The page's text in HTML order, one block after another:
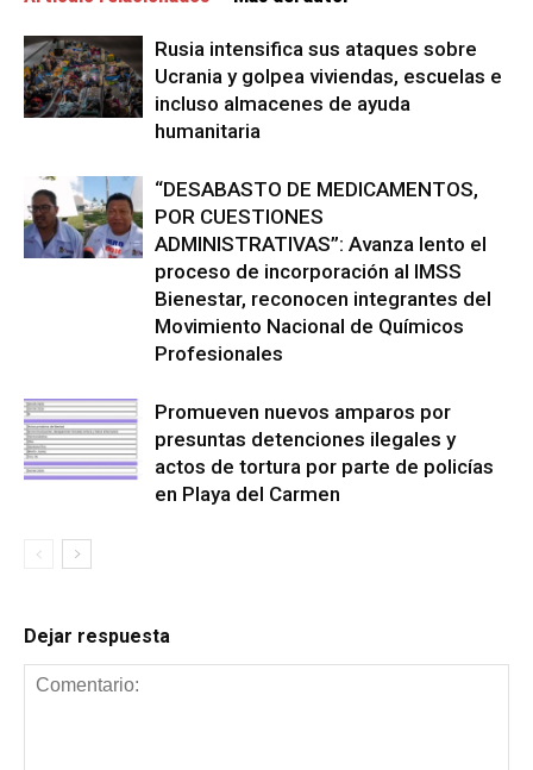
Rusia intensifica sus ataques sobre
Ucrania y golpea viviendas, escuelas e
incluso almacenes de ayuda
humanitaria
“DESABASTO DE MEDICAMENTOS,
POR CUESTIONES
ADMINISTRATIVAS”: Avanza lento el
proceso de incorporación al IMSS
Bienestar, reconocen integrantes del
Movimiento Nacional de Químicos
Profesionales
Promueven nuevos amparos por
presuntas detenciones ilegales y
actos de tortura por parte de policías
en Playa del Carmen
Dejar respuesta